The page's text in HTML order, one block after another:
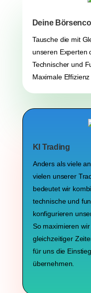
Deine
Tausche die mit
unseren Experten
Technischer und
Maximale
KI Trading
Anders als viele
vielen unserer
bedeutet wir
technische und
konfigurieren
So maximieren
gleichzeitiger
für uns die
übernehmen.